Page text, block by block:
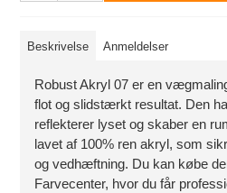
Beskrivelse Anmeldelser
Robust Akryl 07 er en
flot og slidstærkt resultat. Den
reflekterer lyset og skaber en
lavet af 100% ren akryl, som
og vedhæftning. Du kan købe
Farvecenter, hvor du får